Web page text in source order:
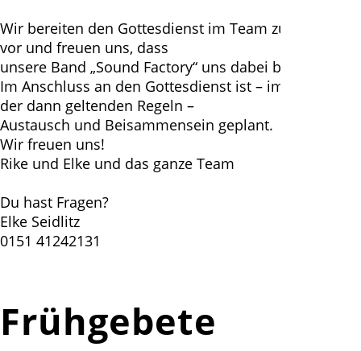
Wir bereiten den Gottesdienst im Team zusammen
vor und freuen uns, dass
unsere Band „Sound Factory“ uns dabei begleitet.
Im Anschluss an den Gottesdienst ist – im Rahmen
der dann geltenden Regeln –
Austausch und Beisammensein geplant.
Wir freuen uns!
Rike und Elke und das ganze Team
Du hast Fragen?
Elke Seidlitz
0151 41242131
Frühgebete